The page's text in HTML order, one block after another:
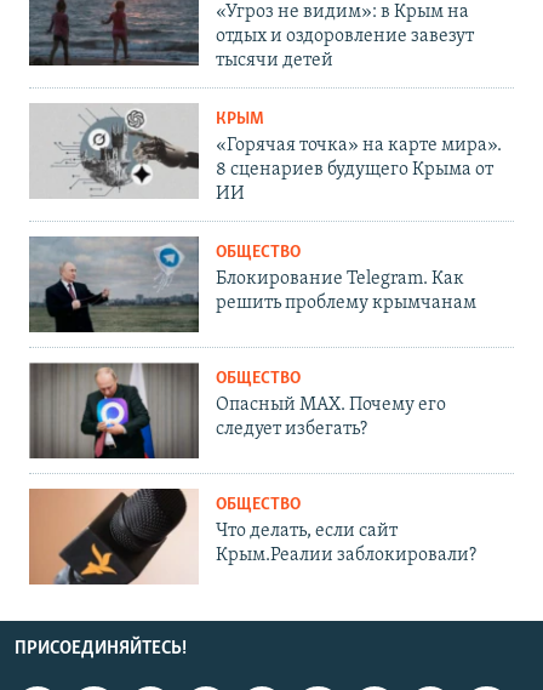
«Угроз не видим»: в Крым на
отдых и оздоровление завезут
тысячи детей
КРЫМ
«Горячая точка» на карте мира».
8 сценариев будущего Крыма от
ИИ
ОБЩЕСТВО
Блокирование Telegram. Как
решить проблему крымчанам
ОБЩЕСТВО
Опасный MAX. Почему его
следует избегать?
ОБЩЕСТВО
Что делать, если сайт
Крым.Реалии заблокировали?
ПРИСОЕДИНЯЙТЕСЬ!